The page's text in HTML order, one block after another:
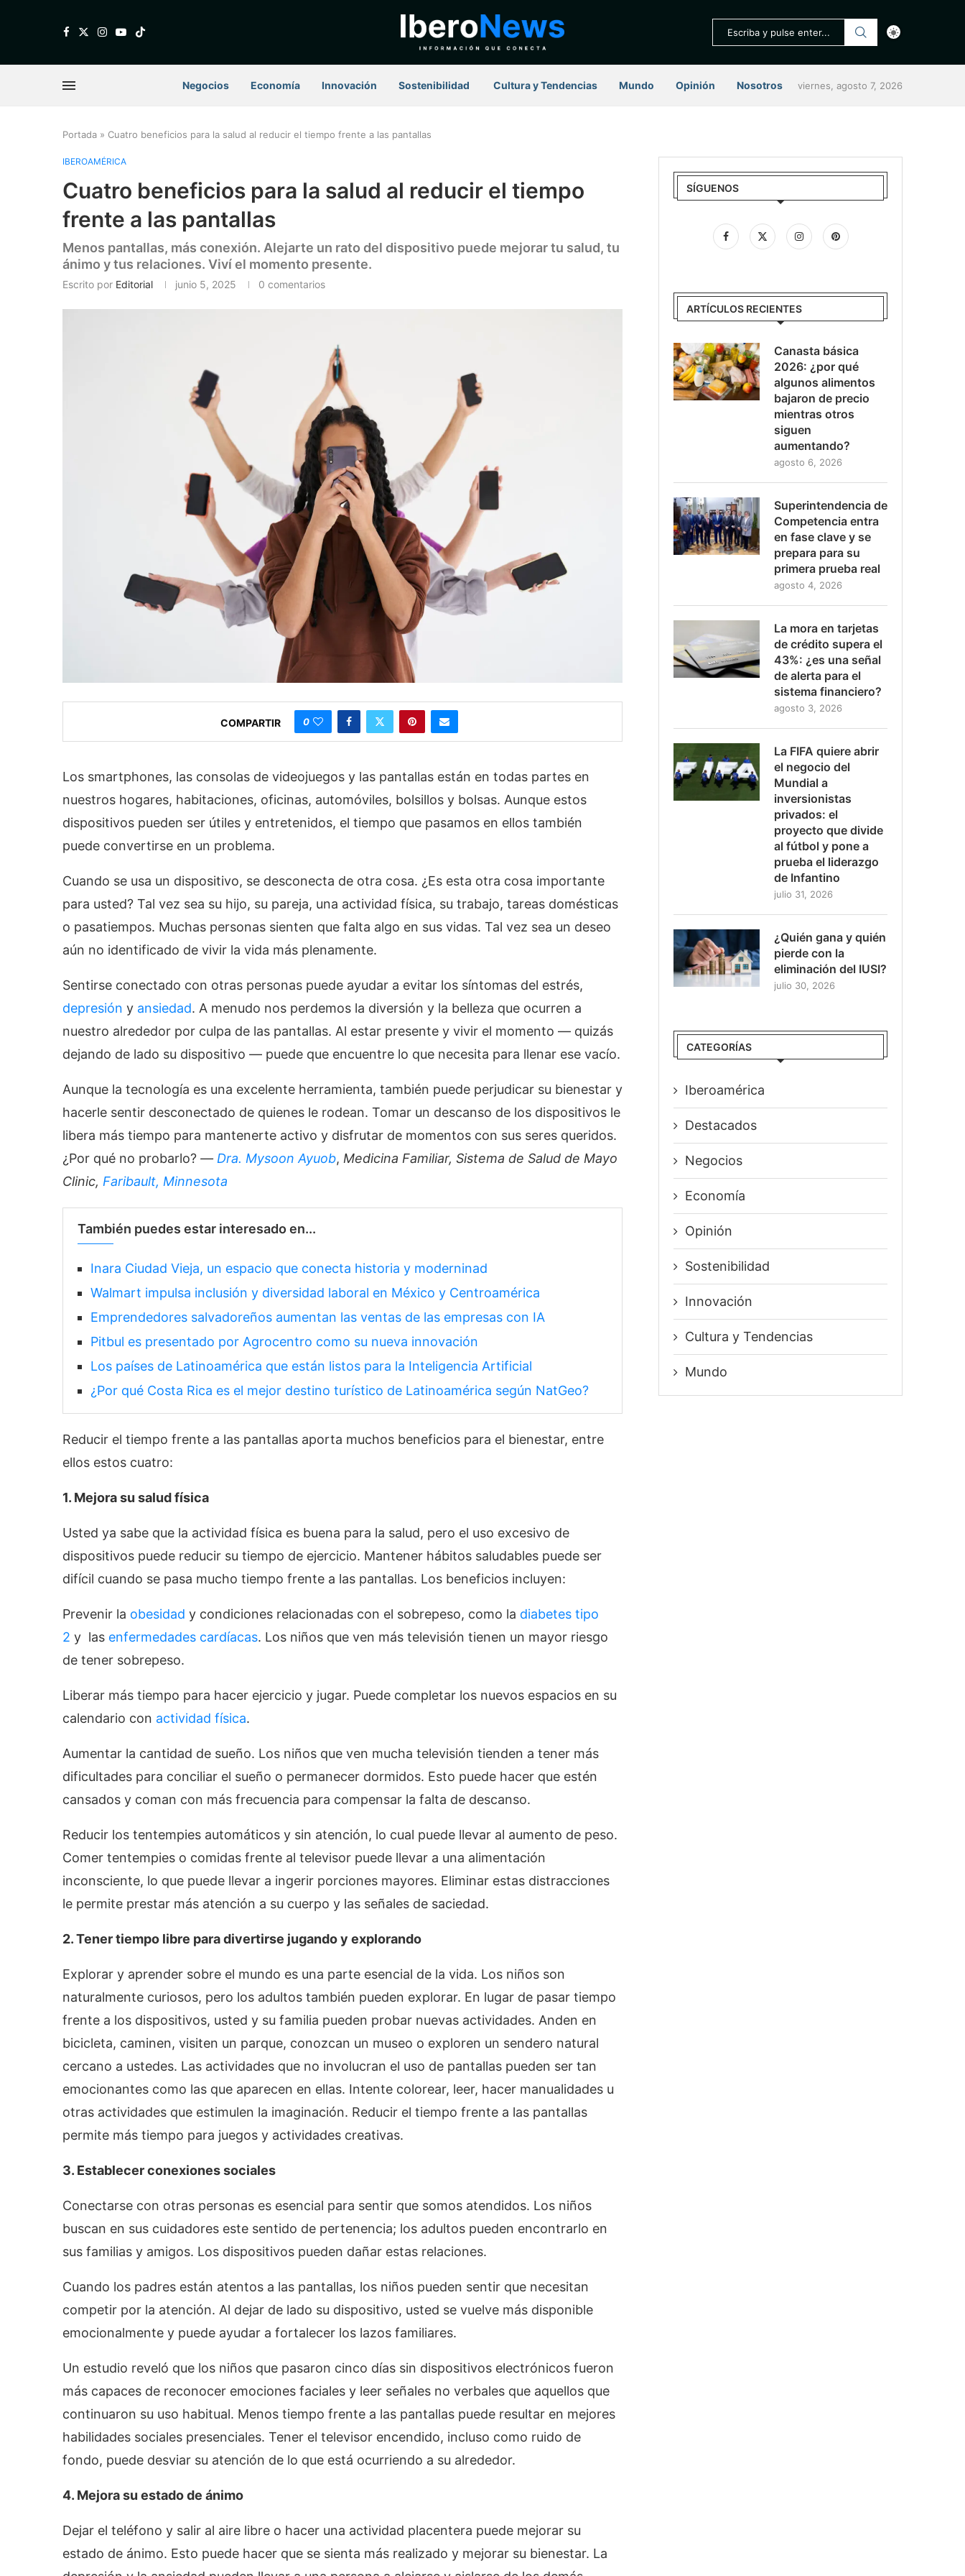
Negocios Economía Innovación Sostenibilidad ⁠ Cultura y Tendencias Mundo Opinión Nosotros viernes, agosto 7, 2026
Portada » Cuatro beneficios para la salud al reducir el tiempo frente a las pantallas
IBEROAMÉRICA
Cuatro beneficios para la salud al reducir el tiempo
frente a las pantallas
Menos pantallas, más conexión. Alejarte un rato del dispositivo puede mejorar tu salud, tu
ánimo y tus relaciones. Viví el momento presente.
Escrito por Editorial junio 5, 2025 0 comentarios
COMPARTIR 0
Los smartphones, las consolas de videojuegos y las pantallas están en todas partes en
nuestros hogares, habitaciones, oficinas, automóviles, bolsillos y bolsas. Aunque estos
dispositivos pueden ser útiles y entretenidos, el tiempo que pasamos en ellos también
puede convertirse en un problema.
Cuando se usa un dispositivo, se desconecta de otra cosa. ¿Es esta otra cosa importante
para usted? Tal vez sea su hijo, su pareja, una actividad física, su trabajo, tareas domésticas
o pasatiempos. Muchas personas sienten que falta algo en sus vidas. Tal vez sea un deseo
aún no identificado de vivir la vida más plenamente.
Sentirse conectado con otras personas puede ayudar a evitar los síntomas del estrés,
depresión y ansiedad. A menudo nos perdemos la diversión y la belleza que ocurren a
nuestro alrededor por culpa de las pantallas. Al estar presente y vivir el momento — quizás
dejando de lado su dispositivo — puede que encuentre lo que necesita para llenar ese vacío.
Aunque la tecnología es una excelente herramienta, también puede perjudicar su bienestar y
hacerle sentir desconectado de quienes le rodean. Tomar un descanso de los dispositivos le
libera más tiempo para mantenerte activo y disfrutar de momentos con sus seres queridos.
¿Por qué no probarlo? — Dra. Mysoon Ayuob, Medicina Familiar, Sistema de Salud de Mayo
Clinic, Faribault, Minnesota
También puedes estar interesado en...
Inara Ciudad Vieja, un espacio que conecta historia y moderninad
Walmart impulsa inclusión y diversidad laboral en México y Centroamérica
Emprendedores salvadoreños aumentan las ventas de las empresas con IA
Pitbul es presentado por Agrocentro como su nueva innovación
Los países de Latinoamérica que están listos para la Inteligencia Artificial
¿Por qué Costa Rica es el mejor destino turístico de Latinoamérica según NatGeo?
Reducir el tiempo frente a las pantallas aporta muchos beneficios para el bienestar, entre
ellos estos cuatro:
1. Mejora su salud física
Usted ya sabe que la actividad física es buena para la salud, pero el uso excesivo de
dispositivos puede reducir su tiempo de ejercicio. Mantener hábitos saludables puede ser
difícil cuando se pasa mucho tiempo frente a las pantallas. Los beneficios incluyen:
Prevenir la obesidad y condiciones relacionadas con el sobrepeso, como la diabetes tipo
2 y las enfermedades cardíacas. Los niños que ven más televisión tienen un mayor riesgo
de tener sobrepeso.
Liberar más tiempo para hacer ejercicio y jugar. Puede completar los nuevos espacios en su
calendario con actividad física.
Aumentar la cantidad de sueño. Los niños que ven mucha televisión tienden a tener más
dificultades para conciliar el sueño o permanecer dormidos. Esto puede hacer que estén
cansados y coman con más frecuencia para compensar la falta de descanso.
Reducir los tentempies automáticos y sin atención, lo cual puede llevar al aumento de peso.
Comer tentempies o comidas frente al televisor puede llevar a una alimentación
inconsciente, lo que puede llevar a ingerir porciones mayores. Eliminar estas distracciones
le permite prestar más atención a su cuerpo y las señales de saciedad.
2. Tener tiempo libre para divertirse jugando y explorando
Explorar y aprender sobre el mundo es una parte esencial de la vida. Los niños son
naturalmente curiosos, pero los adultos también pueden explorar. En lugar de pasar tiempo
frente a los dispositivos, usted y su familia pueden probar nuevas actividades. Anden en
bicicleta, caminen, visiten un parque, conozcan un museo o exploren un sendero natural
cercano a ustedes. Las actividades que no involucran el uso de pantallas pueden ser tan
emocionantes como las que aparecen en ellas. Intente colorear, leer, hacer manualidades u
otras actividades que estimulen la imaginación. Reducir el tiempo frente a las pantallas
permite más tiempo para juegos y actividades creativas.
3. Establecer conexiones sociales
Conectarse con otras personas es esencial para sentir que somos atendidos. Los niños
buscan en sus cuidadores este sentido de pertenencia; los adultos pueden encontrarlo en
sus familias y amigos. Los dispositivos pueden dañar estas relaciones.
Cuando los padres están atentos a las pantallas, los niños pueden sentir que necesitan
competir por la atención. Al dejar de lado su dispositivo, usted se vuelve más disponible
emocionalmente y puede ayudar a fortalecer los lazos familiares.
Un estudio reveló que los niños que pasaron cinco días sin dispositivos electrónicos fueron
más capaces de reconocer emociones faciales y leer señales no verbales que aquellos que
continuaron su uso habitual. Menos tiempo frente a las pantallas puede resultar en mejores
habilidades sociales presenciales. Tener el televisor encendido, incluso como ruido de
fondo, puede desviar su atención de lo que está ocurriendo a su alrededor.
4. Mejora su estado de ánimo
Dejar el teléfono y salir al aire libre o hacer una actividad placentera puede mejorar su
estado de ánimo. Esto puede hacer que se sienta más realizado y mejorar su bienestar. La
SÍGUENOS
ARTÍCULOS RECIENTES
Canasta básica
2026: ¿por qué
algunos alimentos
bajaron de precio
mientras otros
siguen
aumentando?
agosto 6, 2026
Superintendencia de
Competencia entra
en fase clave y se
prepara para su
primera prueba real
agosto 4, 2026
La mora en tarjetas
de crédito supera el
43%: ¿es una señal
de alerta para el
sistema financiero?
agosto 3, 2026
La FIFA quiere abrir
el negocio del
Mundial a
inversionistas
privados: el
proyecto que divide
al fútbol y pone a
prueba el liderazgo
de Infantino
julio 31, 2026
¿Quién gana y quién
pierde con la
eliminación del IUSI?
julio 30, 2026
CATEGORÍAS
Iberoamérica
Destacados
Negocios
Economía
Opinión
Sostenibilidad
Innovación
⁠Cultura y Tendencias
Mundo